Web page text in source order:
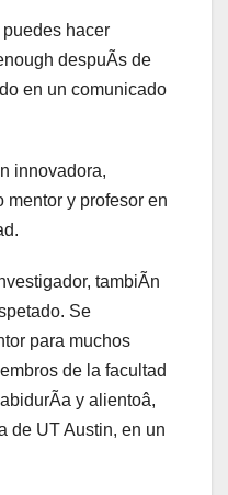
hacer
despuÃs de
en un comunicado
innovadora,
mentor y profesor en
tambiÃn
Se
para muchos
de la facultad
y alientoâ,
de UT Austin, en un